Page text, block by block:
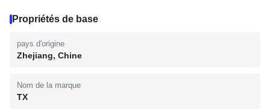
Propriétés de base
pays d'origine
Zhejiang, Chine
Nom de la marque
TX